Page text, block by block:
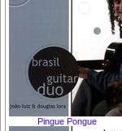
Pingue Pongue